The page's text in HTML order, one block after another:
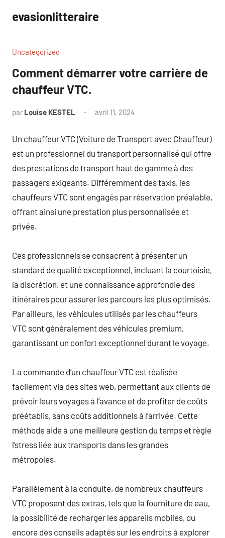
contenu
evasionlitteraire
Uncategorized
Comment démarrer votre carrière de
chauffeur VTC.
par Louise KESTEL avril 11, 2024
Un chauffeur VTC (Voiture de Transport avec Chauffeur)
est un professionnel du transport personnalisé qui offre
des prestations de transport haut de gamme à des
passagers exigeants. Différemment des taxis, les
chauffeurs VTC sont engagés par réservation préalable,
offrant ainsi une prestation plus personnalisée et
privée.
Ces professionnels se consacrent à présenter un
standard de qualité exceptionnel, incluant la courtoisie,
la discrétion, et une connaissance approfondie des
itinéraires pour assurer les parcours les plus optimisés.
Par ailleurs, les véhicules utilisés par les chauffeurs
VTC sont généralement des véhicules premium,
garantissant un confort exceptionnel durant le voyage.
La commande d’un chauffeur VTC est réalisée
facilement via des sites web, permettant aux clients de
prévoir leurs voyages à l’avance et de profiter de coûts
préétablis, sans coûts additionnels à l’arrivée. Cette
méthode aide à une meilleure gestion du temps et règle
l’stress liée aux transports dans les grandes
métropoles.
Parallèlement à la conduite, de nombreux chauffeurs
VTC proposent des extras, tels que la fourniture de eau,
la possibilité de recharger les appareils mobiles, ou
encore des conseils adaptés sur les endroits à explorer